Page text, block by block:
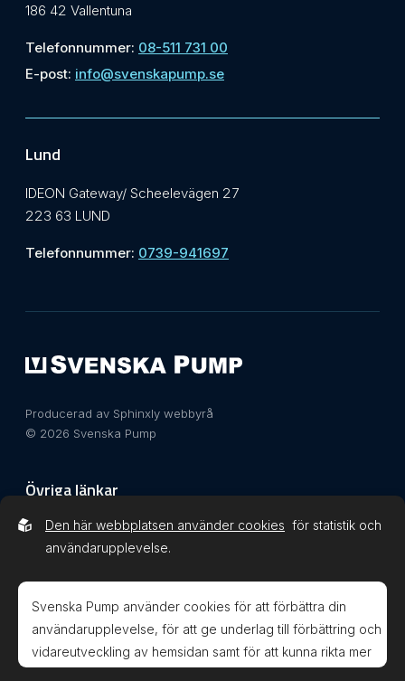
186 42 Vallentuna
Telefonnummer: 08-511 731 00
E-post: info@svenskapump.se
Lund
IDEON Gateway/ Scheelevägen 27
223 63 LUND
Telefonnummer: 0739-941697
Producerad av Sphinxly webbyrå
© 2026 Svenska Pump
Övriga länkar
Integritetspolicy
Svenska Pump AB är kvalitets- och
Den här webbplatsen använder cookies för statistik och
användarupplevelse.
Svenska Pump använder cookies för att förbättra din
användarupplevelse, för att ge underlag till förbättring och
vidareutveckling av hemsidan samt för att kunna rikta mer